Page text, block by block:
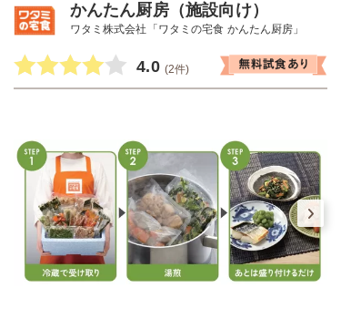
かんたん厨房（施設向け）
ワタミ株式会社「ワタミの宅食 かんたん厨房」
4.0 (2件)